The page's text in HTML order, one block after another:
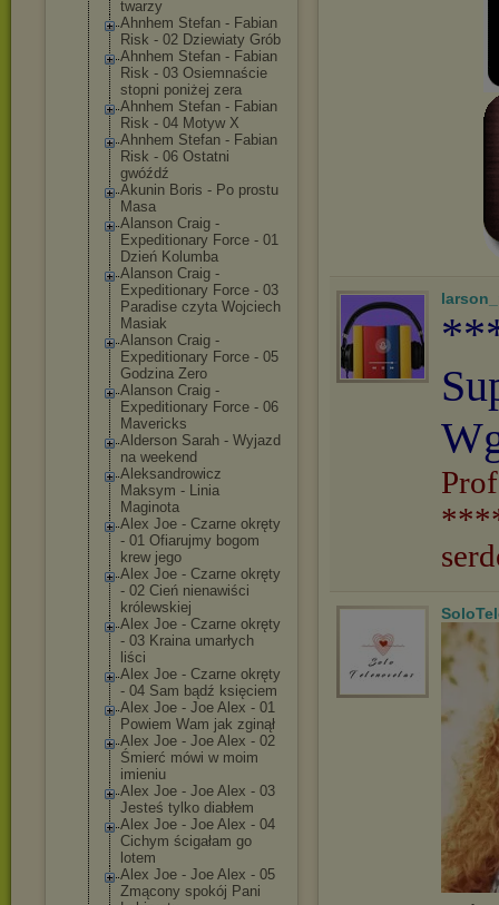
twarzy
Ahnhem Stefan - Fabian
Risk - 02 Dziewiaty Grób
Ahnhem Stefan - Fabian
Risk - 03 Osiemnaście
stopni poniżej zera
Ahnhem Stefan - Fabian
Risk - 04 Motyw X
Ahnhem Stefan - Fabian
Risk - 06 Ostatni
gwóźdź
Akunin Boris - Po prostu
Masa
Alanson Craig -
Expeditionary Force - 01
Dzień Kolumba
Alanson Craig -
Expeditionary Force - 03
Paradise czyta Wojciech
Masiak
Alanson Craig -
Expeditionary Force - 05
Godzina Zero
Alanson Craig -
Expeditionary Force - 06
Mavericks
Alderson Sarah - Wyjazd
na weekend
Aleksandrowicz
Maksym - Linia
Maginota
Alex Joe - Czarne okręty
- 01 Ofiarujmy bogom
krew jego
Alex Joe - Czarne okręty
- 02 Cień nienawiści
królewskiej
Alex Joe - Czarne okręty
- 03 Kraina umarłych
liści
Alex Joe - Czarne okręty
- 04 Sam bądź księciem
Alex Joe - Joe Alex - 01
Powiem Wam jak zginął
Alex Joe - Joe Alex - 02
Śmierć mówi w moim
imieniu
Alex Joe - Joe Alex - 03
Jesteś tylko diabłem
Alex Joe - Joe Alex - 04
Cichym ścigałam go
lotem
Alex Joe - Joe Alex - 05
Zmącony spokój Pani